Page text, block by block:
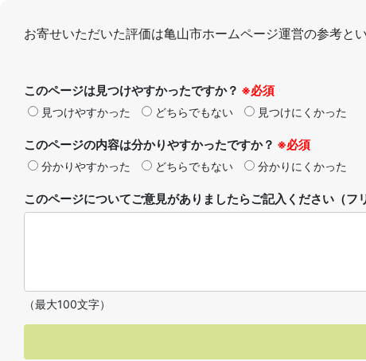
お寄せいただいた評価は亀山市ホームページ運営の参考とい
このページは見つけやすかったですか？ ※必須
見つけやすかった どちらでもない 見つけにくかった
このページの内容は分かりやすかったですか？ ※必須
分かりやすかった どちらでもない 分かりにくかった
このページについてご意見がありましたらご記入ください（フ
（最大100文字）